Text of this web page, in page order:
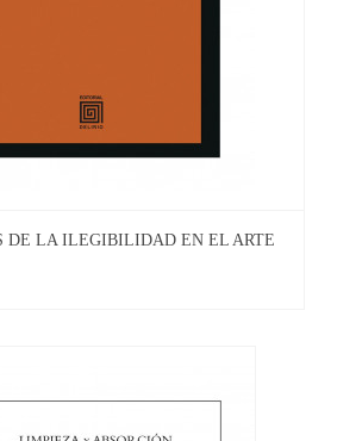
DE LA ILEGIBILIDAD EN EL ARTE